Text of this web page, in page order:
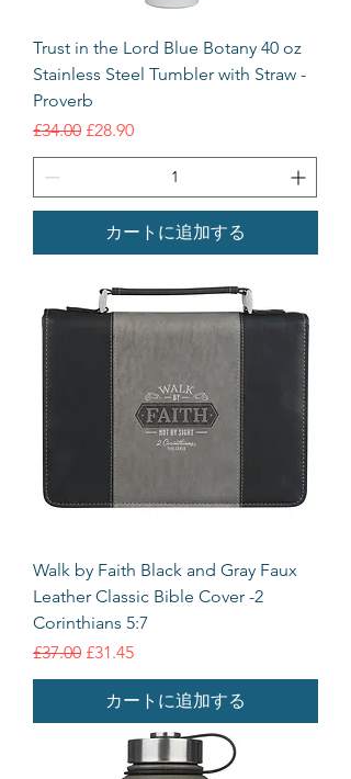
Trust in the Lord Blue Botany 40 oz
Stainless Steel Tumbler with Straw -
Proverb
通常価格
£34.00 セール価格
£28.90
カートに追加する
Walk by Faith Black and Gray Faux
Leather Classic Bible Cover -2
Corinthians 5:7
通常価格
£37.00 セール価格
£31.45
カートに追加する